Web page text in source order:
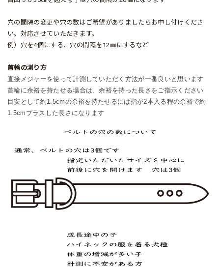
穴の間隔の変更や穴の数はご希望がありましたらお申し付けくださ
い。対応させていただきます。
例）穴を4個にする、穴の間隔を12㎜にするなど
首輪の測り方
直接メジャーを使って計測していただく方法が一番良いと思います
首輪に余裕を持たせる場合は、余裕を持った長さをご指示ください
目安として約1.5cmの余裕を持たせるには指が2本入る程の余裕で約
1.5cmプラスした長さになります